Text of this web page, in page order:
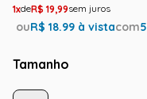
1 R$ 19,99
ouR$ 18.99 à vistacom5
Tamanho